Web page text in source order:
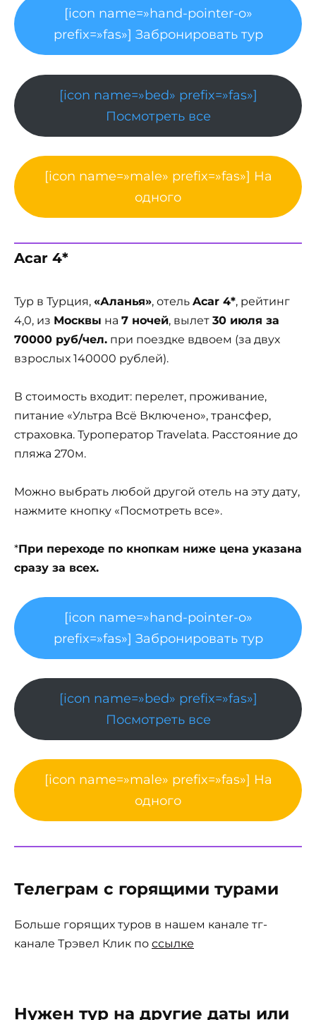
[icon name=»hand-pointer-o»
prefix=»fas»] Забронировать тур
[icon name=»bed» prefix=»fas»]
Посмотреть все
[icon name=»male» prefix=»fas»] На
одного
Acar 4*
Тур в Турция, «Аланья», отель Acar 4*, рейтинг
4,0, из Москвы на 7 ночей, вылет 30 июля за
70000 руб/чел. при поездке вдвоем (за двух
взрослых 140000 рублей).
В стоимость входит: перелет, проживание,
питание «Ультра Всё Включено», трансфер,
страховка. Туроператор Travelata. Расстояние до
пляжа 270м.
Можно выбрать любой другой отель на эту дату,
нажмите кнопку «Посмотреть все».
*При переходе по кнопкам ниже цена указана
сразу за всех.
[icon name=»hand-pointer-o»
prefix=»fas»] Забронировать тур
[icon name=»bed» prefix=»fas»]
Посмотреть все
[icon name=»male» prefix=»fas»] На
одного
Телеграм с горящими турами
Больше горящих туров в нашем канале тг-
канале Трэвел Клик по ссылке
Нужен тур на другие даты или